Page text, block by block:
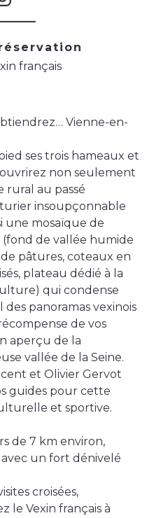
français
Vienne-en-
ses trois hameaux et
non seulement
rural au passé
insoupçonnable
une mosaïque de
(fond de vallée humide
pâtures, coteaux en
plateau dédié à la
qui condense
des panoramas vexinois
de vos
aperçu de la
vallée de la Seine.
et Olivier Gervot
guides pour cette
et sportive.
de 7 km environ,
avec un fort dénivelé
croisées,
le Vexin français à